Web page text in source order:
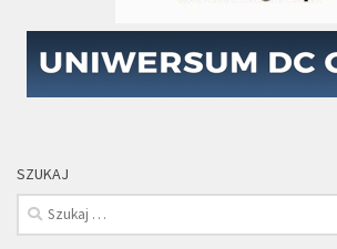
SZUKAJ
Szukaj: